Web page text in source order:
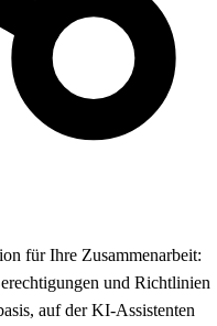
für Ihre Zusammenarbeit:
und Richtlinien
auf der KI-Assistenten